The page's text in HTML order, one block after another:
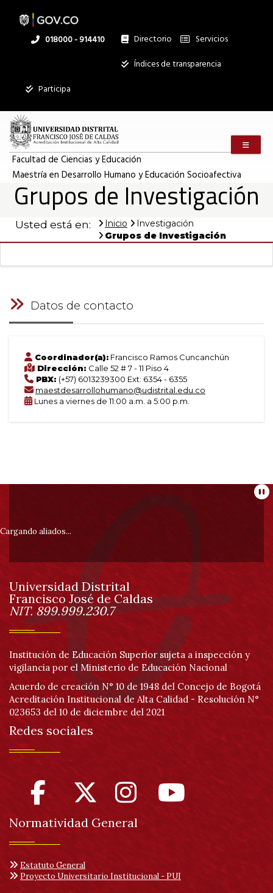
contenido
Linea
018000 - 914410 Directorio
Institucional
Servicios
Índices de transparencia
Participa
Facultad de Ciencias y Educación
Maestría en Desarrollo Humano y Educación Socioafectiva
Grupos de Investigación
Usted está en: Inicio
Investigación
Grupos de Investigación
Datos de contacto
Coordinador(a): Francisco Ramos Cuncanchún
Dirección: Calle 52 # 7 - 11 Piso 4
PBX: (+57) 6013239300 Ext: 6354 - 6355
maestdesarrollohumano@udistrital.edu.co
Lunes a viernes de 11:00 a.m. a 5:00 p.m.
Información
pie
de
página
Cargando aliados...
Información
Universidad Distrital
Francisco José de Caldas
NIT. 899.999.230.7
Institución de Educación Superior sujeta a inspección y
vigilancia por el Ministerio de Educación Nacional
Acuerdo de creación N° 10 de 1948 del Concejo de Bogotá
Acreditación Institucional de Alta Calidad - Resolución N°
023653 del 10 de diciembre del 2021
Redes sociales
Normatividad General
Estatuto General
Proyecto Universitario Institucional - PUI